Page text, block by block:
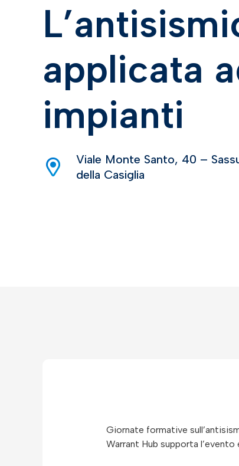
applicata
impianti
Viale Monte Santo, 40 –
della Casiglia
Giornate formative
Warrant Hub supporta